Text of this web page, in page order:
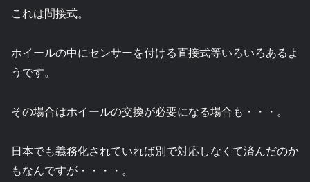
これは間接式。
ホイールの中にセンサーを付ける直接式等いろいろあるよ
うです。
その場合はホイールの交換が必要になる場合も・・・。
日本でも義務化されていれば別で対応しなくて済んだのか
もなんですが・・・・。